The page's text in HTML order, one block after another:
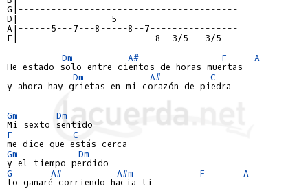
G|----------------------------------------
D|-----------------5----------------------
A|------5---7---8-----8--7----------------
E|-------------------------8--3/5---3/5---
Dm
A# F
A
He estado solo entre cientos de horas muertas
Dm
A#
C
y ahora hay grietas en mi corazón de piedra
Gm
Dm
F
C
Gm
Dm
G
A# A#m F
A
lo ganaré corriendo hacia ti